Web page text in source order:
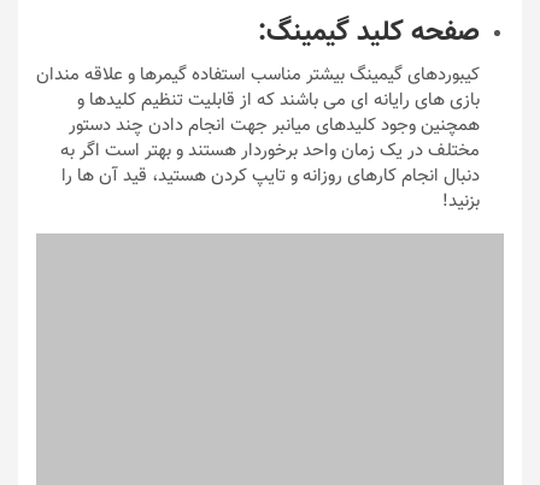
صفحه کلید گیمینگ:
کیبوردهای گیمینگ بیشتر مناسب استفاده گیمرها و علاقه مندان
بازی های رایانه ای می باشند که از قابلیت تنظیم کلیدها و
همچنین وجود کلیدهای میانبر جهت انجام دادن چند دستور
مختلف در یک زمان واحد برخوردار هستند و بهتر است اگر به
دنبال انجام کارهای روزانه و تایپ کردن هستید، قید آن ها را
بزنید!